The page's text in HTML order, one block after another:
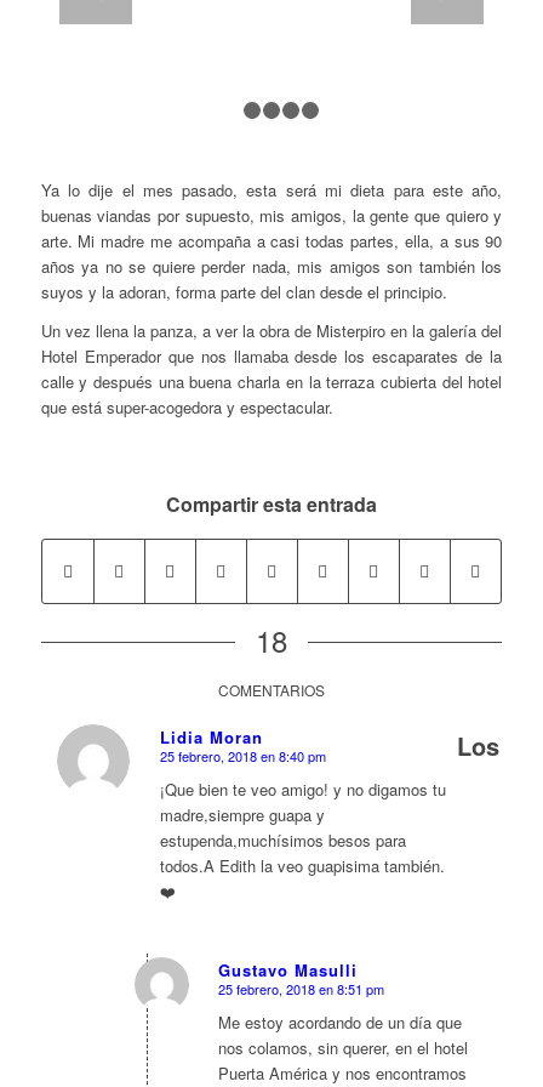
Ya lo dije el mes pasado, esta será mi dieta para este año,
buenas viandas por supuesto, mis amigos, la gente que quiero y
arte. Mi madre me acompaña a casi todas partes, ella, a sus 90
años ya no se quiere perder nada, mis amigos son también los
suyos y la adoran, forma parte del clan desde el principio.
Un vez llena la panza, a ver la obra de Misterpiro en la galería del
Hotel Emperador que nos llamaba desde los escaparates de la
calle y después una buena charla en la terraza cubierta del hotel
que está super-acogedora y espectacular.
Compartir esta entrada
18
COMENTARIOS
Lidia Moran
Dice:
25 febrero, 2018 en 8:40 pm
¡Que bien te veo amigo! y no digamos tu
madre,siempre guapa y
estupenda,muchísimos besos para
todos.A Edith la veo guapisima también.
❤️
Gustavo Masulli
Dice:
25 febrero, 2018 en 8:51 pm
Me estoy acordando de un día que
nos colamos, sin querer, en el hotel
Puerta América y nos encontramos
Los